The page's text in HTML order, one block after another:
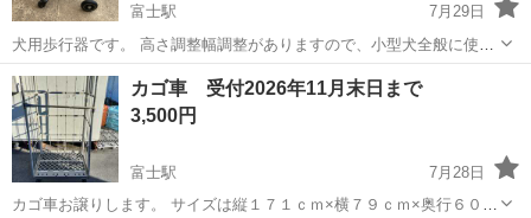
富士駅
7月29日
犬用歩行器です。 高さ調整幅調整がありますので、小型犬全般に使え
ると思います。 3ヶ月ほど使用しました。 4キロから5キロのトイプー
ドルの介護用、歩行用に使用いたしました。 使用していたものなの
で、現状でということでご了解い...
静岡 富士市 富士駅 その他 現状
カゴ車 受付2026年11月末日まで
3,500円
富士駅
7月28日
カゴ車お譲りします。 サイズは縦１７１ｃｍ×横７９ｃｍ×奥行６０ｃ